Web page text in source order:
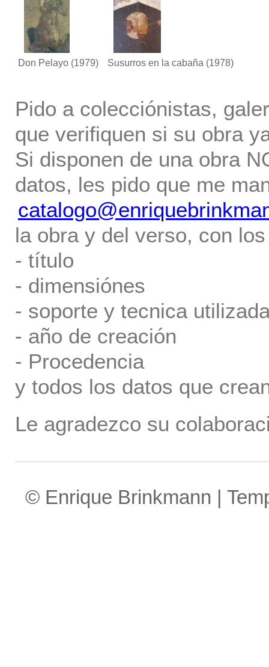
Don Pelayo (1979) Susurros en la cabaña (1978)
Pido a colecciónistas,
que verifiquen si su obra
Si disponen de una obra
datos, les pido que me
la obra y del verso, con
- título
- dimensiónes
- soporte y tecnica
- año de creación
- Procedencia
y todos los datos que
Le agradezco su
© Enrique Brinkmann |